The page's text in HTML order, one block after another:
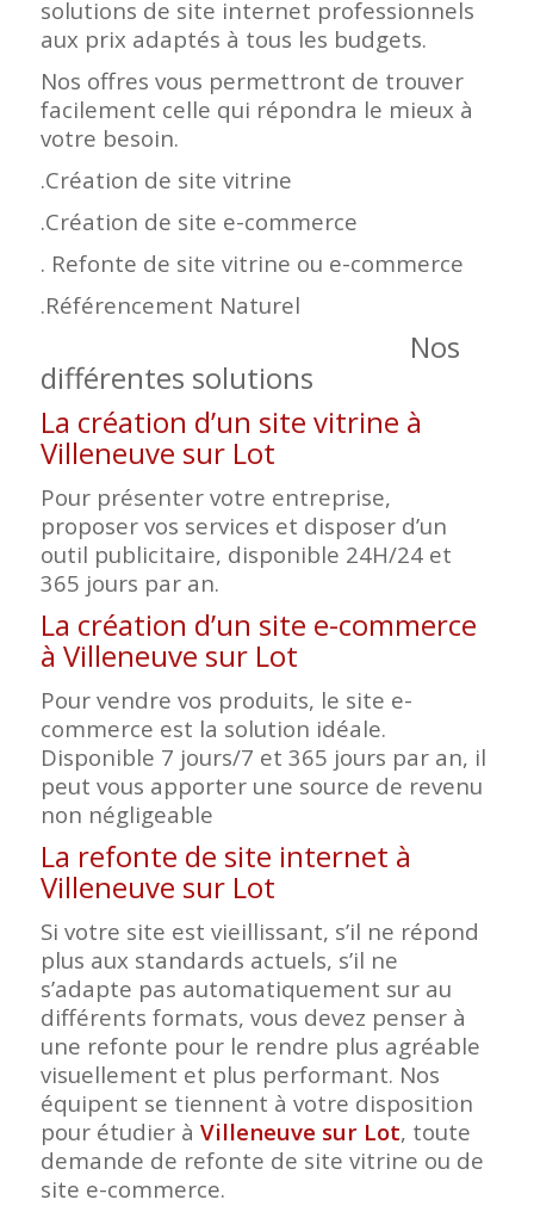
solutions de site internet professionnels
aux prix adaptés à tous les budgets.
Nos offres vous permettront de trouver
facilement celle qui répondra le mieux à
votre besoin.
.Création de site vitrine
.Création de site e-commerce
. Refonte de site vitrine ou e-commerce
.Référencement Naturel
Nos
différentes solutions
La création d’un site vitrine à
Villeneuve sur Lot
Pour présenter votre entreprise,
proposer vos services et disposer d’un
outil publicitaire, disponible 24H/24 et
365 jours par an.
La création d’un site e-commerce
à Villeneuve sur Lot
Pour vendre vos produits, le site e-
commerce est la solution idéale.
Disponible 7 jours/7 et 365 jours par an, il
peut vous apporter une source de revenu
non négligeable
La refonte de site internet à
Villeneuve sur Lot
Si votre site est vieillissant, s’il ne répond
plus aux standards actuels, s’il ne
s’adapte pas automatiquement sur au
différents formats, vous devez penser à
une refonte pour le rendre plus agréable
visuellement et plus performant. Nos
équipent se tiennent à votre disposition
pour étudier à Villeneuve sur Lot, toute
demande de refonte de site vitrine ou de
site e-commerce.